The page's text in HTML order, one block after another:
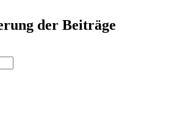
der Beiträge